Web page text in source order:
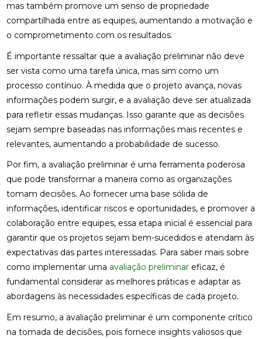
mas também promove um senso de propriedade
compartilhada entre as equipes, aumentando a motivação e
o comprometimento com os resultados.
É importante ressaltar que a avaliação preliminar não deve
ser vista como uma tarefa única, mas sim como um
processo contínuo. À medida que o projeto avança, novas
informações podem surgir, e a avaliação deve ser atualizada
para refletir essas mudanças. Isso garante que as decisões
sejam sempre baseadas nas informações mais recentes e
relevantes, aumentando a probabilidade de sucesso.
Por fim, a avaliação preliminar é uma ferramenta poderosa
que pode transformar a maneira como as organizações
tomam decisões. Ao fornecer uma base sólida de
informações, identificar riscos e oportunidades, e promover a
colaboração entre equipes, essa etapa inicial é essencial para
garantir que os projetos sejam bem-sucedidos e atendam às
expectativas das partes interessadas. Para saber mais sobre
como implementar uma avaliação preliminareficaz, é
fundamental considerar as melhores práticas e adaptar as
abordagens às necessidades específicas de cada projeto.
Em resumo, a avaliação preliminar é um componente crítico
na tomada de decisões, pois fornece insights valiosos que